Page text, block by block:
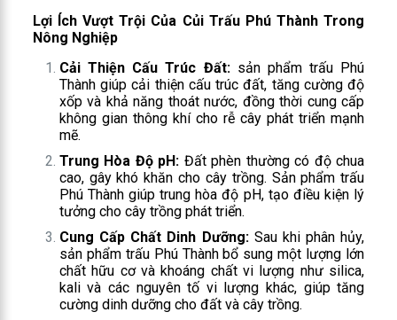
Lợi Ích Vượt Trội Của Củi Trấu Phú Thành Trong
Nông Nghiệp
Cải Thiện Cấu Trúc Đất:sản phẩm trấu Phú
Thành giúp cải thiện cấu trúc đất, tăng cường độ
xốp và khả năng thoát nước, đồng thời cung cấp
không gian thông khí cho rễ cây phát triển mạnh
mẽ.
Trung Hòa Độ pH: Đất phèn thường có độ chua
cao, gây khó khăn cho cây trồng. Sản phẩm trấu
Phú Thành giúp trung hòa độ pH, tạo điều kiện lý
tưởng cho cây trồng phát triển.
Cung Cấp Chất Dinh Dưỡng:Sau khi phân hủy,
sản phẩm trấu Phú Thành bổ sung một lượng lớn
chất hữu cơ và khoáng chất vi lượng như silica,
kali và các nguyên tố vi lượng khác, giúp tăng
cường dinh dưỡng cho đất và cây trồng.